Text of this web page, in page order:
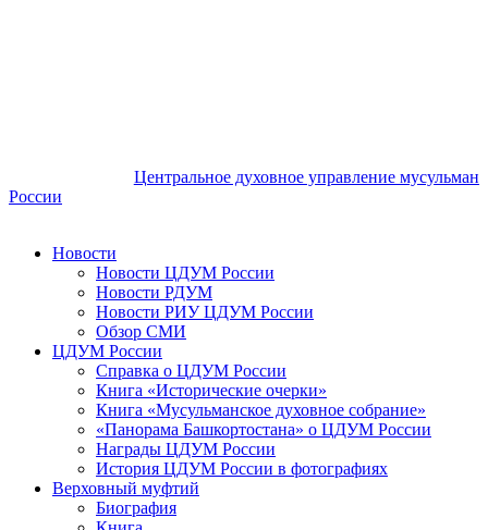
Центральное духовное управление мусульман
России
Новости
Новости ЦДУМ России
Новости РДУМ
Новости РИУ ЦДУМ России
Обзор СМИ
ЦДУМ России
Справка о ЦДУМ России
Книга «Исторические очерки»
Книга «Мусульманское духовное собрание»
«Панорама Башкортостана» о ЦДУМ России
Награды ЦДУМ России
История ЦДУМ России в фотографиях
Верховный муфтий
Биография